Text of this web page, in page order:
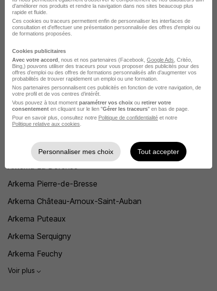
Chef de marché Arkema
Chargé de travaux Arkema
Instrumentiste Arkema
Mécanicien de maintenance Arkema
Voir plus
Voir toutes les offres par métier chez Arkema
L'emploi chez Arkema par Ville
Arkema La Défense
Arkema Pierre-de-Bresse
Arkema Château-Arnoux-Saint-Auban
Arkema Puteaux
Arkema Serquigny
Arkema Feuchy
Voir plus
d'améliorer nos produits et rendre la navigation dans nos sites beaucoup plus
rapide et fluide.
Ces cookies ou traceurs permettent enfin de personnaliser les interfaces de
consultation et d'effectuer une présentation personnalisée des offres d'emploi ou
de formations proposées.
Cookies publicitaires
Avec votre accord , nous et nos partenaires (Facebook, Google Ads , Critéo,
Bing,) pouvons utiliser des traceurs pour vous proposer des publicités pour des
offres d’emploi ou des offres de formations personnalisés afin d’augmenter vos
probabilités de trouver rapidement un emploi ou une formation.
Nos partenaires personnalisent ces publicités en fonction de votre navigation, de
votre profil et de vos centres d’intérêt.
Vous pouvez à tout moment paramétrer vos choix ou retirer votre
consentement en cliquant sur le lien "Gérer les traceurs" en bas de page.
Pour en savoir plus, consultez notre Politique de confidentialité et notre
Politique relative aux cookies
Personnaliser mes choix Tout accepter